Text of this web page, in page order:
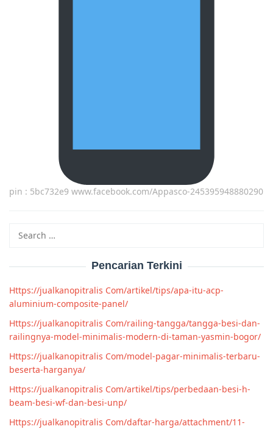
pin : 5bc732e9 www.facebook.com/Appasco-245395948880290
Pencarian Terkini
Https://jualkanopitralis Com/artikel/tips/apa-itu-acp-
aluminium-composite-panel/
Https://jualkanopitralis Com/railing-tangga/tangga-besi-dan-
railingnya-model-minimalis-modern-di-taman-yasmin-bogor/
Https://jualkanopitralis Com/model-pagar-minimalis-terbaru-
beserta-harganya/
Https://jualkanopitralis Com/artikel/tips/perbedaan-besi-h-
beam-besi-wf-dan-besi-unp/
Https://jualkanopitralis Com/daftar-harga/attachment/11-